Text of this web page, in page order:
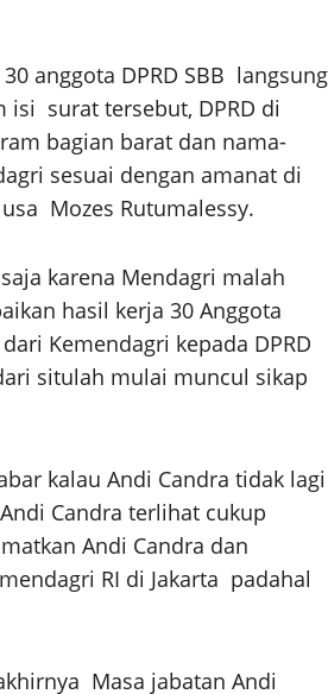
anggota DPRD SBB langsung
isi surat tersebut, DPRD di
bagian barat dan nama-
sesuai dengan amanat di
Mozes Rutumalessy.
karena Mendagri malah
hasil kerja 30 Anggota
Kemendagri kepada DPRD
situlah mulai muncul sikap
kalau Andi Candra tidak lagi
Candra terlihat cukup
Andi Candra dan
RI di Jakarta padahal
Masa jabatan Andi